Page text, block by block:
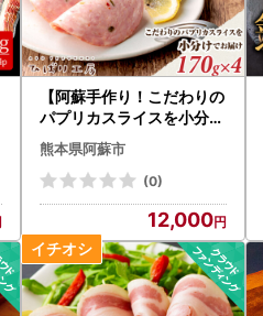
【阿蘇手作り！こだわりの
パプリカスライスを小分け
でお届け】170g×4パック
680gひばり工房 手づくり
こだわり豚肉とスパイス
パプリカ 入り スライス ソ
ーセージパック 小分け 使
い切り おうちごはん お取
り寄せ おつまみ 朝食 惣菜
野菜
熊本県阿蘇市
(0)
12,000